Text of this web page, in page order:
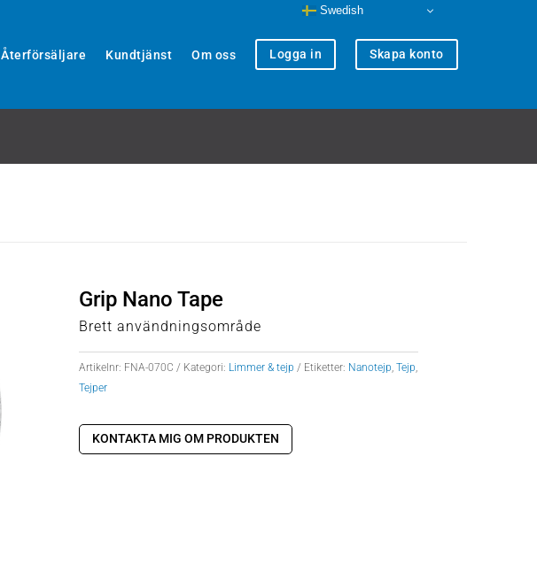
Återförsäljare Kundtjänst Om oss Logga in Skapa konto
Grip Nano Tape
Brett användningsområde
Artikelnr: FNA-070C Kategori: Limmer & tejp Etiketter: Nanotejp, Tejp,
Tejper
KONTAKTA MIG OM PRODUKTEN
Swedish